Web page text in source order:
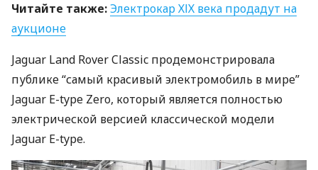
Читайте также:ЭлектрокарХІХ века продадут на
аукционе
Jaguar Land Rover Classic продемонстрировала
публике “самый красивый электромобиль в мире”
Jaguar E-type Zero, который является полностью
электрической версией классической модели
Jaguar E-type.